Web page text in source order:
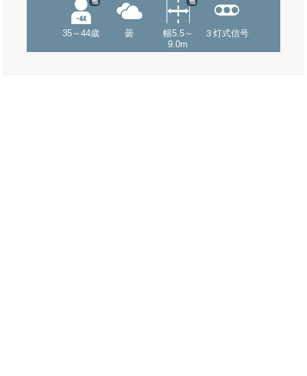
35～44歳
他
曇
幅5.5～
9.0m
他
３灯式信号